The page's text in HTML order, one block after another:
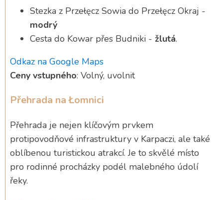
Stezka z Przełęcz Sowia do Przełęcz Okraj -
modrý
Cesta do Kowar přes Budniki - žlutá.
Odkaz na Google Maps
Ceny vstupného: Volný, uvolnit
Přehrada na Łomnici
Přehrada je nejen klíčovým prvkem
protipovodňové infrastruktury v Karpaczi, ale také
oblíbenou turistickou atrakcí. Je to skvělé místo
pro rodinné procházky podél malebného údolí
řeky.